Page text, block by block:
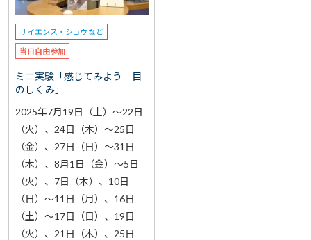
サイエンス・ショウなど
当日自由参加
ミニ実験「感じてみよう 目
のしくみ」
2025年7月19日（土）～22日
（火）、24日（木）～25日
（金）、27日（日）～31日
（木）、8月1日（金）～5日
（火）、7日（木）、10日
（日）～11日（月）、16日
（土）～17日（日）、19日
（火）、21日（木）、25日